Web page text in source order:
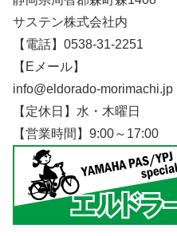
サステン株式会社内
【電話】0538-31-2251
【Eメール】
info@eldorado-morimachi.jp
【定休日】水・木曜日
【営業時間】9:00～17:00